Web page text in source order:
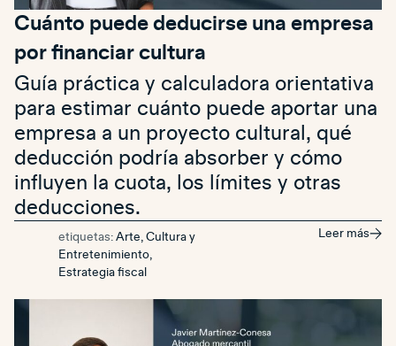
Cuánto puede deducirse una empresa
por financiar cultura
Guía práctica y calculadora orientativa
para estimar cuánto puede aportar una
empresa a un proyecto cultural, qué
deducción podría absorber y cómo
influyen la cuota, los límites y otras
deducciones.
etiquetas: Arte, Cultura y
Entretenimiento
Estrategia fiscal
Leer más